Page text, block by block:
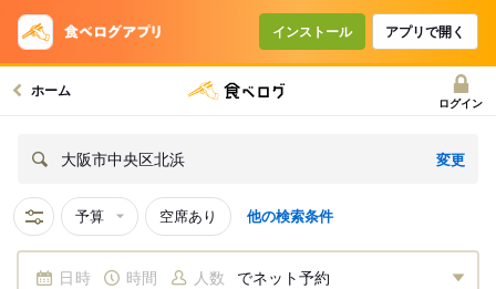
インストール アプリで開く
ホーム
ログイン
大阪市中央区北浜 変更
予算 空席あり 他の検索条件
日時 時間 人数 でネット予約